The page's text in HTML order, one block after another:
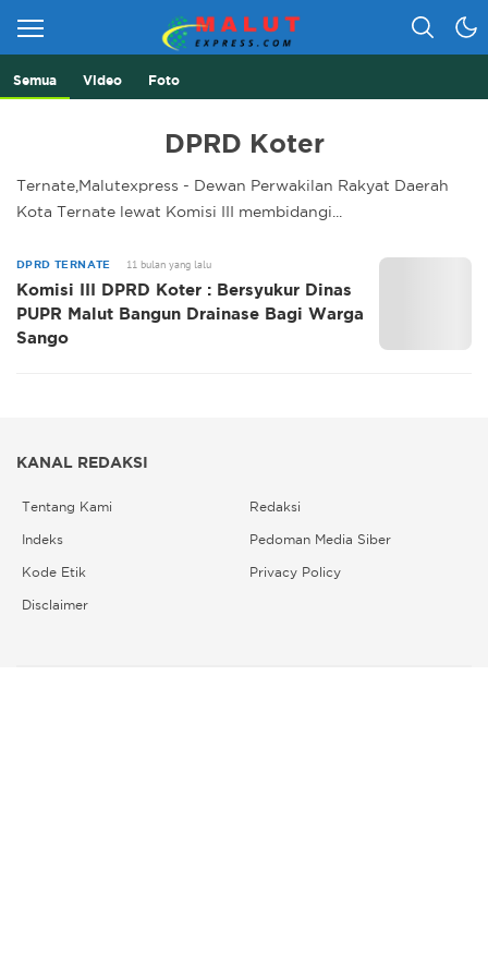
Malut Express
Berita Lebih Cepat
Semua Video Foto
DPRD Koter
Ternate,Malutexpress - Dewan Perwakilan Rakyat Daerah
Kota Ternate lewat Komisi III membidangi...
DPRD TERNATE 11 bulan yang lalu
Komisi III DPRD Koter : Bersyukur Dinas
PUPR Malut Bangun Drainase Bagi Warga
Sango
KANAL REDAKSI
Tentang Kami Redaksi
Indeks Pedoman Media Siber
Kode Etik Privacy Policy
Disclaimer